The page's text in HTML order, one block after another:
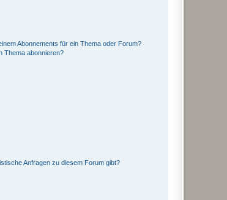
Abonnements für ein Thema oder Forum?
Thema abonnieren?
Anfragen zu diesem Forum gibt?